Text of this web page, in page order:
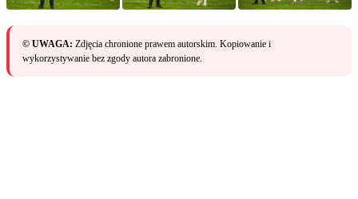
© UWAGA: Zdjęcia chronione prawem autorskim. Kopiowanie i
wykorzystywanie bez zgody autora zabronione.